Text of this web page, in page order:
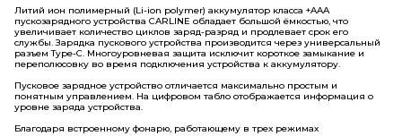
Литий ион полимерный (Li-ion polymer) аккумулятор класса +AAA
пускозарядного устройства CARLINE обладает большой ёмкостью, что
увеличивает количество циклов заряд-разряд и продлевает срок его
службы. Зарядка пускового устройства производится через универсальный
разъем Type-C. Многоуровневая защита исключит короткое замыкание и
переполюсовку во время подключения устройства к аккумулятору.
Пусковое зарядное устройство отличается максимально простым и
понятным управлением. На цифровом табло отображается информация о
уровне заряда устройства.
Благодаря встроенному фонарю, работающему в трех режимах